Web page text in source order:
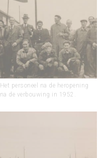
Het personeel na de heropening
na de verbouwing in 1952.